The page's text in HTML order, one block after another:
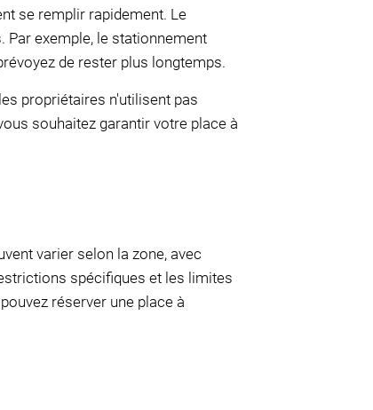
se remplir rapidement. Le
exemple, le stationnement
de rester plus longtemps.
propriétaires n'utilisent pas
souhaitez garantir votre place à
varier selon la zone, avec
spécifiques et les limites
réserver une place à